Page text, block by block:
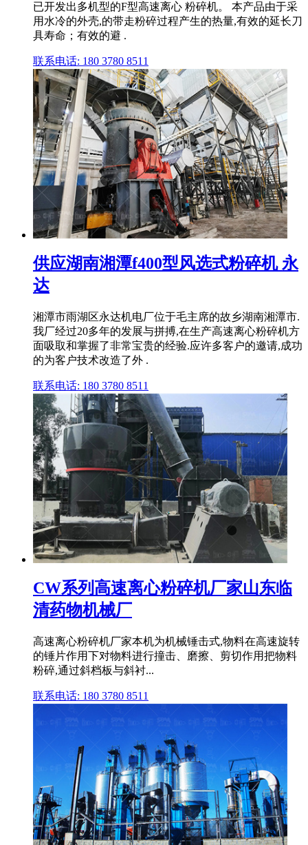
已开发出多机型的F型高速离心 粉碎机。 本产品由于采
用水冷的外壳,的带走粉碎过程产生的热量,有效的延长刀
具寿命；有效的避 .
联系电话: 180 3780 8511
供应湖南湘潭f400型风选式粉碎机 永
达
湘潭市雨湖区永达机电厂位于毛主席的故乡湖南湘潭市.
我厂经过20多年的发展与拼搏,在生产高速离心粉碎机方
面吸取和掌握了非常宝贵的经验.应许多客户的邀请,成功
的为客户技术改造了外 .
联系电话: 180 3780 8511
CW系列高速离心粉碎机厂家山东临
清药物机械厂
高速离心粉碎机厂家本机为机械锤击式,物料在高速旋转
的锤片作用下对物料进行撞击、磨擦、剪切作用把物料
粉碎,通过斜档板与斜衬...
联系电话: 180 3780 8511